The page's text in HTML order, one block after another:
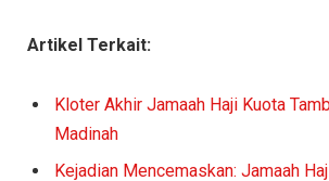
Artikel Terkait:
Kloter Akhir Jamaah Haji Kuota
Madinah
Kejadian Mencemaskan: Jamaah